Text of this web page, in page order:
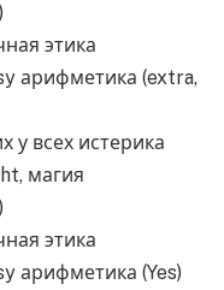
этика
арифметика (extra,
у всех истерика
магия
этика
арифметика (Yes)